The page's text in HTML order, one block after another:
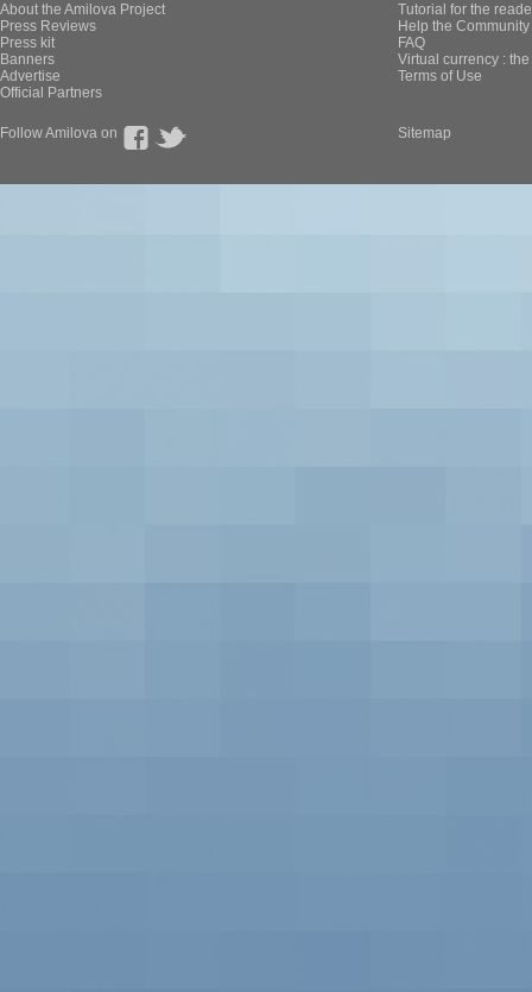
About the Amilova Project
Press Reviews
Press kit
Banners
Advertise
Official Partners
Tutorial for the
Help the
FAQ
Virtual currency :
Terms of Use
Follow Amilova on Sitemap